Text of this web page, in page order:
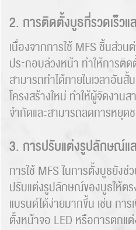
2. การติดตั้งบูธที่รวดเร็วแ
เนื่องจากการใช้ MFS ชิ้นส่ว
ประกอบล่วงหน้า ทำให้การติ
สามารถทำได้ภายในเวลาอันสั้
โครงสร้างใหม่ ทำให้ผู้จัดงานส
จำกัดและสามารถลดการหยุด
3. การปรับแต่งรูปลักษณ์แล
การใช้ MFS ในการตั้งบูธยัง
ปรับแต่งรูปลักษณ์ของบูธให้ต
แบรนด์ได้ง่ายมากขึ้น เช่น กา
ตั้งหน้าจอ LED หรือการตกแ